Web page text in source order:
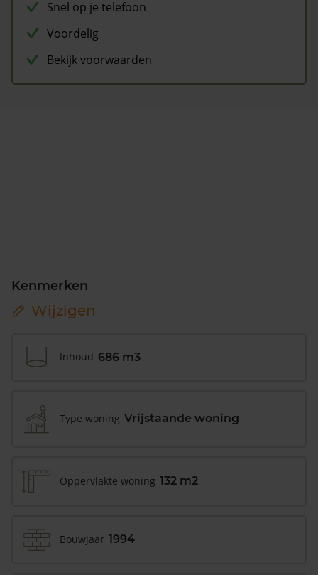
Snel op je telefoon
Voordelig
Bekijk voorwaarden
Kenmerken
Wijzigen
Inhoud 686 m3
Type woning Vrijstaande woning
Oppervlakte woning 132 m2
Bouwjaar 1994